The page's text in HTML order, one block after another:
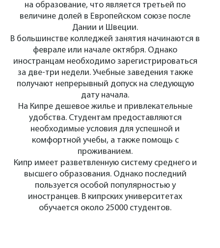
на образование, что является третьей по
величине долей в Европейском союзе после
Дании и Швеции.
В большинстве колледжей занятия начинаются в
феврале или начале октября. Однако
иностранцам необходимо зарегистрироваться
за две-три недели. Учебные заведения также
получают непрерывный допуск на следующую
дату начала.
На Кипре дешевое жилье и привлекательные
удобства. Студентам предоставляются
необходимые условия для успешной и
комфортной учебы, а также помощь с
проживанием.
Кипр имеет разветвленную систему среднего и
высшего образования. Однако последний
пользуется особой популярностью у
иностранцев. В кипрских университетах
обучается около 25000 студентов.